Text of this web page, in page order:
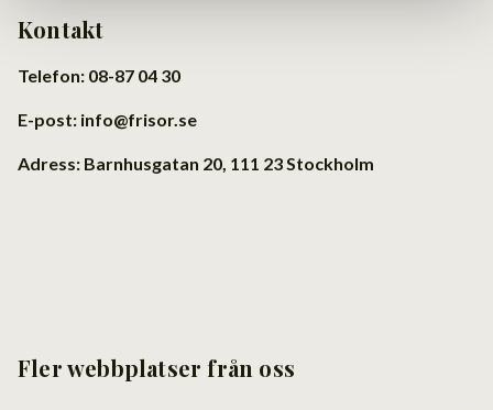
Kontakt
Telefon: 08-87 04 30
E-post: info@frisor.se
Adress: Barnhusgatan 20, 111 23 Stockholm
Fler webbplatser från oss